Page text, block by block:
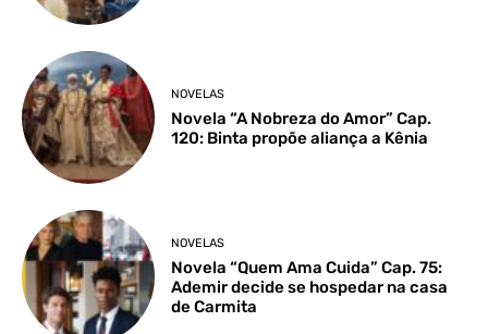
NOVELAS
Novela “A Nobreza do Amor” Cap.
120: Binta propõe aliança a Kênia
NOVELAS
Novela “Quem Ama Cuida” Cap. 75:
Ademir decide se hospedar na casa
de Carmita